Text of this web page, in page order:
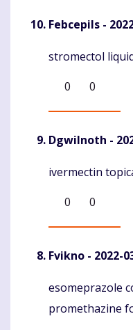
Febcepils -
Komentaras
stromectol
0
0
DgwiInoth -
Komentaras
ivermectin
0
0
Fvikno - 2022-
Komentaras
esomeprazole
promethazine